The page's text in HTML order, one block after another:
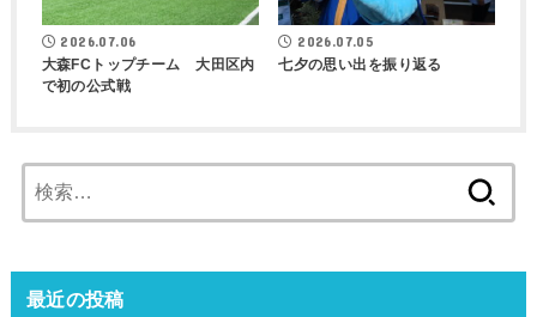
2026.07.06
大森FCトップチーム 大田区内
で初の公式戦
2026.07.05
七夕の思い出を振り返る
索:
最近の投稿